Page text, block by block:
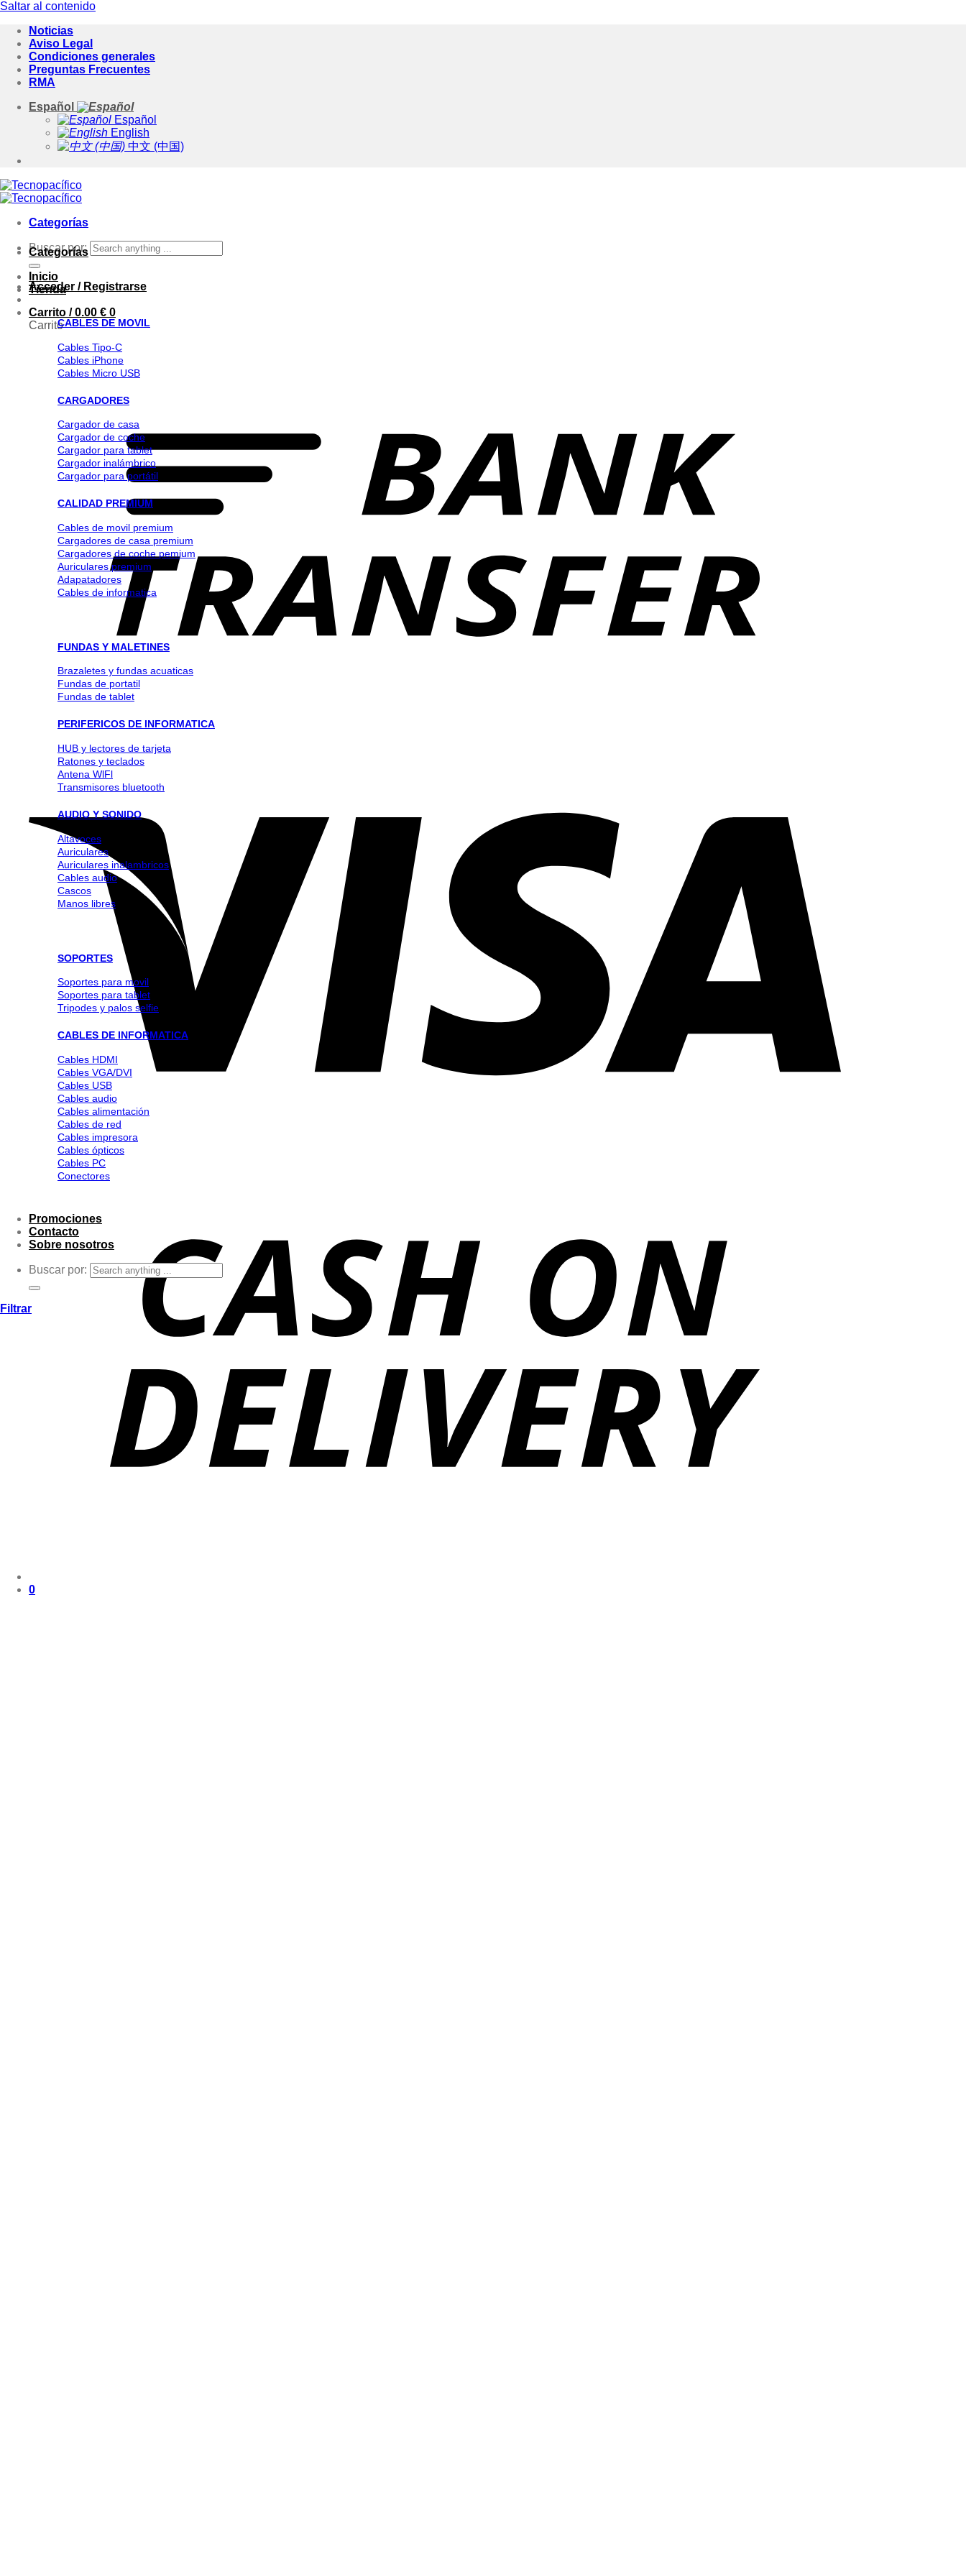
Saltar al contenido
Noticias
Aviso Legal
Condiciones generales
Preguntas Frecuentes
RMA
Español
Español
English
中文 (中国)
Categorías
Buscar por:
Acceder / Registrarse
Carrito /0.00 € 0
Carrito
0
Categorías
Inicio
Tienda
CABLES DE MOVIL
Cables Tipo-C
Cables iPhone
Cables Micro USB
CARGADORES
Cargador de casa
Cargador de coche
Cargador para tablet
Cargador inalámbrico
Cargador para portátil
CALIDAD PREMIUM
Cables de movil premium
Cargadores de casa premium
Cargadores de coche pemium
Auriculares premium
Adapatadores
Cables de informatica
FUNDAS Y MALETINES
Brazaletes y fundas acuaticas
Fundas de portatil
Fundas de tablet
PERIFERICOS DE INFORMATICA
HUB y lectores de tarjeta
Ratones y teclados
Antena WlFl
Transmisores bluetooth
AUDIO Y SONIDO
Altavoces
Auriculares
Auriculares inalambricos
Cables audio
Cascos
Manos libres
SOPORTES
Soportes para movil
Soportes para tablet
Tripodes y palos selfie
CABLES DE INFORMATICA
Cables HDMI
Cables VGA/DVI
Cables USB
Cables audio
Cables alimentación
Cables de red
Cables impresora
Cables ópticos
Cables PC
Conectores
Promociones
Contacto
Sobre nosotros
Buscar por:
Filtrar